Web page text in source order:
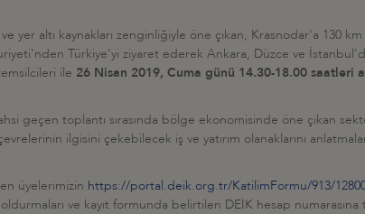
yer altı kaynakları zenginliğiyle öne çıkan, Krasnodar'a 130
Türkiye'yi ziyaret ederek Ankara, Düzce ve
ile 26 Nisan 2019, Cuma günü 14.30-18.00 saatleri
geçen toplantı sırasında bölge ekonomisinde öne çıkan
ilgisini çekebilecek iş ve yatırım olanaklarını
üyelerimizin https://portal.deik.org.tr/KatilimFormu/913/
ve kayıt formunda belirtilen DEİK hesap